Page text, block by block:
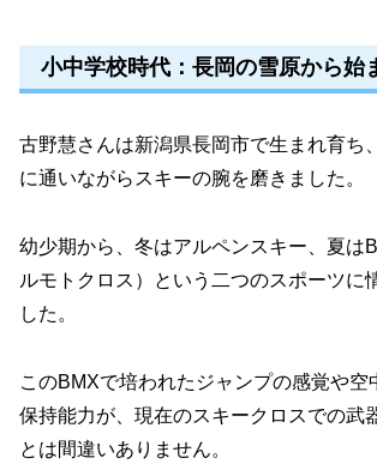
小中学校時代：長岡の雪原から始
古野慧さんは新潟県長岡市で生まれ育ち
に通いながらスキーの腕を磨きました。
幼少期から、冬はアルペンスキー、夏は
ルモトクロス）という二つのスポーツに
した。
このBMXで培われたジャンプの感覚や空
保持能力が、現在のスキークロスでの武
とは間違いありません。